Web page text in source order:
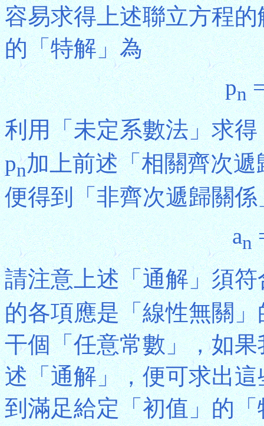
容易求得上述聯立方程
的「特解」為
pn
利用「未定系數法」求得
pn加上前述「相關齊次
便得到「非齊次遞歸關
an
請注意上述「通解」須
的各項應是「線性無關
干個「任意常數」，如
述「通解」，便可求出
到滿足給定「初值」的